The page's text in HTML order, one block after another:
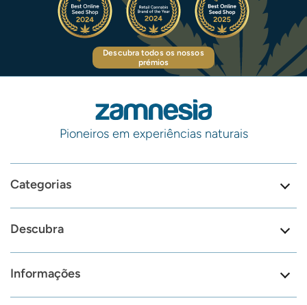
Descubra todos os nossos
prémios
Pioneiros em experiências naturais
Categorias
Descubra
Informações